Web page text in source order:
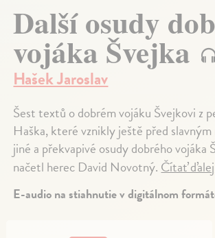
Další osudy
vojáka Švejka
Hašek Jaroslav
Šest textů o dobrém vojáku Švejkovi z
Haška, které vznikly ještě před
jiné a překvapivé osudy dobrého vojáka
načetl herec David Novotný.Čítať
E-audio na stiahnutie v digitálnom